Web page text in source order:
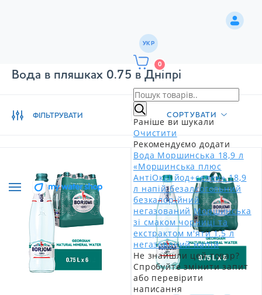
УКР
0
Раніше ви шукали
Очистити
Рекомендуємо додати
Вода Моршинська 18,9 л
«Моршинська плюс
АнтіОксі йод+селен» 18,9
л напій безалкогольний
безкалорійний
негазований Моршинська
зі смаком чорниці та
екстрактом м'яти 1,5 л
негазований напій
Не знайшли цей товар?
Спробуйте змінити запит
або перевірити
написання
Вода в пляшках 0.75 в Дніпрі
ФІЛЬТРУВАТИ СОРТУВАТИ